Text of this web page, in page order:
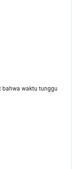
bahwa waktu tunggu